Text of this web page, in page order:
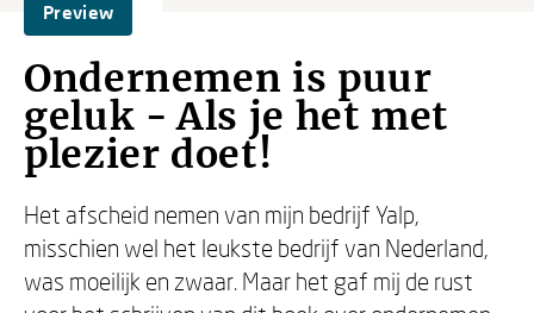
Preview
Ondernemen is puur
geluk - Als je het met
plezier doet!
Het afscheid nemen van mijn bedrijf Yalp,
misschien wel het leukste bedrijf van Nederland,
was moeilijk en zwaar. Maar het gaf mij de rust